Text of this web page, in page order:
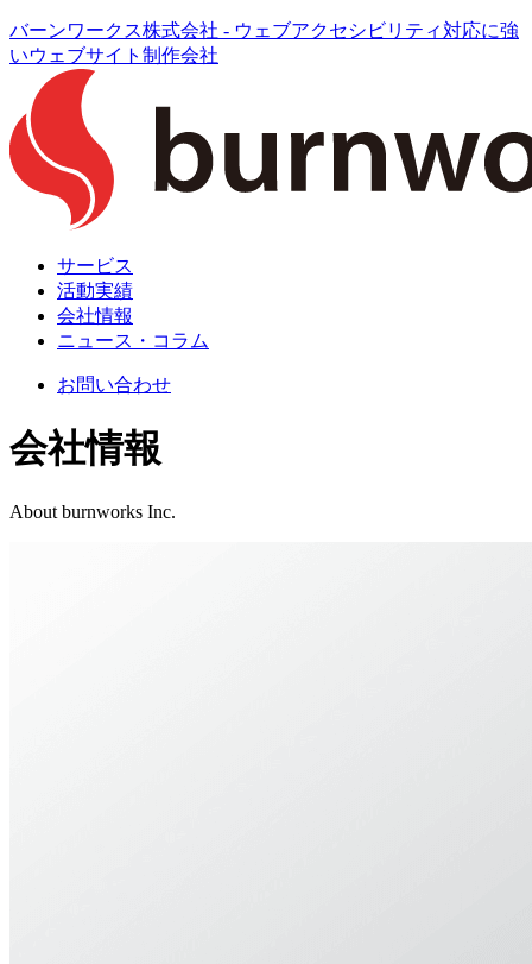
バーンワークス株式会社 - ウェブアクセシビリティ対応に強
いウェブサイト制作会社
サービス
活動実績
会社情報
ニュース・コラム
お問い合わせ
会社情報
About burnworks Inc.